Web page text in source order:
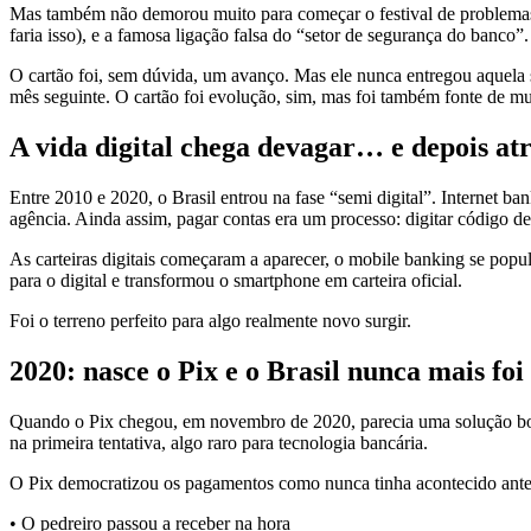
Mas também não demorou muito para começar o festival de
faria isso), e a famosa ligação falsa do “setor de segurança do banco”.
O cartão foi, sem dúvida, um avanço. Mas ele nunca entregou
mês seguinte. O cartão foi evolução, sim, mas foi também fonte de
A vida digital chega devagar… e depois
Entre 2010 e 2020, o Brasil entrou na fase “semi digital”. Internet
agência. Ainda assim, pagar contas era um processo: digitar código
As carteiras digitais começaram a aparecer, o mobile banking se
para o digital e transformou o smartphone em carteira oficial.
Foi o terreno perfeito para algo realmente novo surgir.
2020: nasce o Pix e o Brasil nunca mais foi
Quando o Pix chegou, em novembro de 2020, parecia uma solução
na primeira tentativa, algo raro para tecnologia bancária.
O Pix democratizou os pagamentos como nunca tinha acontecido
• O pedreiro passou a receber na hora